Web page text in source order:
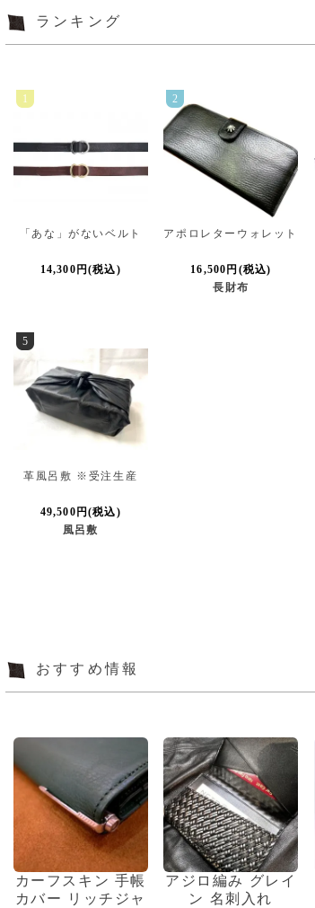
ランキング
「あな」がないベルト
14,300円(税込)
1
アポロレターウォレット
16,500円(税込)
2
長財布
革風呂敷 ※受注生産
49,500円(税込)
5
風呂敷
おすすめ情報
カーフスキン 手帳
カバー リッチジャ
アジロ編み グレイ
ン 名刺入れ